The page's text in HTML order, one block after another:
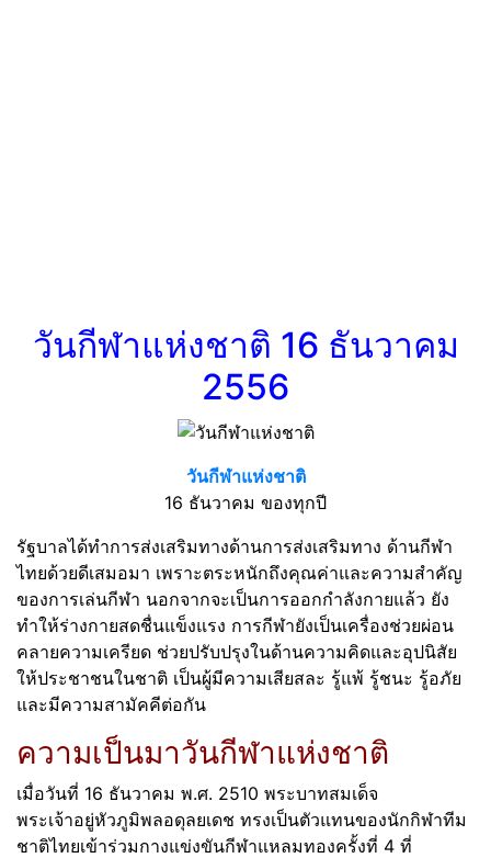
วันกีฬาแห่งชาติ 16 ธันวาคม
2556
วันกีฬาแห่งชาติ
16 ธันวาคม ของทุกปี
รัฐบาลได้ทำการส่งเสริมทางด้านการส่งเสริมทาง ด้านกีฬา
ไทยด้วยดีเสมอมา เพราะตระหนักถึงคุณค่าและความสำคัญ
ของการเล่นกีฬา นอกจากจะเป็นการออกกำลังกายแล้ว ยัง
ทำให้ร่างกายสดชื่นแข็งแรง การกีฬายังเป็นเครื่องช่วยผ่อน
คลายความเครียด ช่วยปรับปรุงในด้านความคิดและอุปนิสัย
ให้ประชาชนในชาติ เป็นผู้มีความเสียสละ รู้แพ้ รู้ชนะ รู้อภัย
และมีความสามัคคีต่อกัน
ความเป็นมาวันกีฬาแห่งชาติ
เมื่อวันที่ 16 ธันวาคม พ.ศ. 2510 พระบาทสมเด็จ
พระเจ้าอยู่หัวภูมิพลอดุลยเดช ทรงเป็นตัวแทนของนักกิฬาทีม
ชาติไทยเข้าร่วมกางแข่งขันกีฬาแหลมทองครั้งที่ 4 ที่